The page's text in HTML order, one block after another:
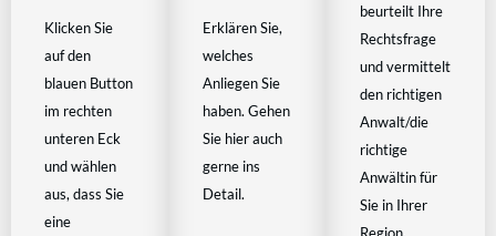
Klicken Sie
auf den
blauen Button
im rechten
unteren Eck
und wählen
aus, dass Sie
eine
Erklären Sie,
welches
Anliegen Sie
haben. Gehen
Sie hier auch
gerne ins
Detail.
beurteilt Ihre
Rechtsfrage
und vermittelt
den richtigen
Anwalt/die
richtige
Anwältin für
Sie in Ihrer